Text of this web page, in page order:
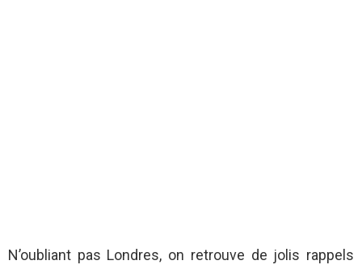
N’oubliant pas Londres, on retrouve de jolis rappels